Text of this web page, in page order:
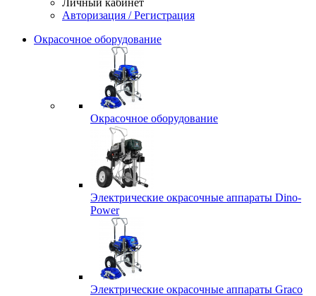
Личный кабинет
Авторизация / Регистрация
Окрасочное оборудование
Окрасочное оборудование
Электрические окрасочные аппараты Dino-
Power
Электрические окрасочные аппараты Graco